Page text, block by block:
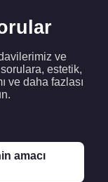
ve
estetik,
ve daha fazlası
amacı